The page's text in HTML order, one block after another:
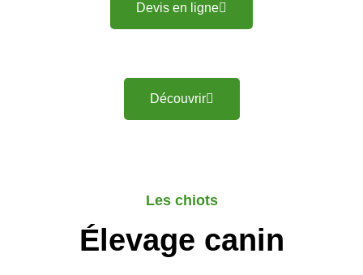
Devis en ligne
Découvrir
Les chiots
Élevage canin